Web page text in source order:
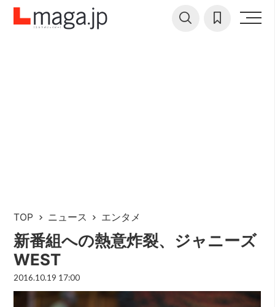
TOP ニュース エンタメ
新番組への熱意炸裂、ジャニーズ
WEST
2016.10.19 17:00